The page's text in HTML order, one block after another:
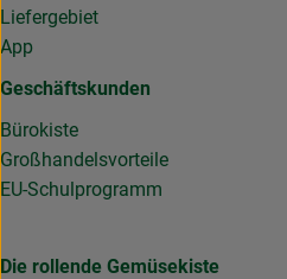
Liefergebiet
App
Geschäftskunden
Bürokiste
Großhandelsvorteile
EU-Schulprogramm
Die rollende Gemüsekiste